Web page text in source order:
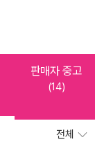
판매자 중고
(14)
전체